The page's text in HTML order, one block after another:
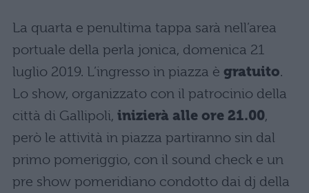
La quarta e penultima tappa sarà nell’area
portuale della perla jonica, domenica 21
luglio 2019. L’ingresso in piazza è gratuito.
Lo show, organizzato con il patrocinio della
città di Gallipoli, inizierà alle ore 21.00,
però le attività in piazza partiranno sin dal
primo pomeriggio, con il sound check e un
pre show pomeridiano condotto dai dj della